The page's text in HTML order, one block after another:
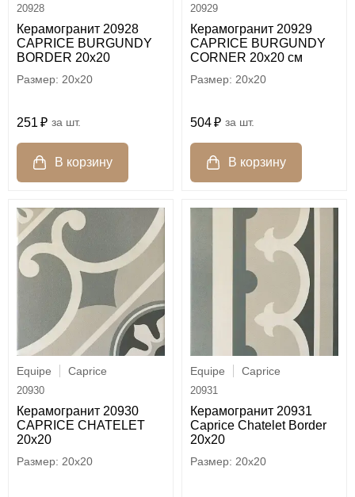
20928
Керамогранит 20928
CAPRICE BURGUNDY
BORDER 20x20
20x20
251 шт.
20929
Керамогранит 20929
CAPRICE BURGUNDY
CORNER 20x20 см
20x20
504 шт.
Equipe Caprice
20930
Керамогранит 20930
CAPRICE CHATELET
20x20
20x20
Equipe Caprice
20931
Керамогранит 20931
Caprice Chatelet Border
20x20
20x20